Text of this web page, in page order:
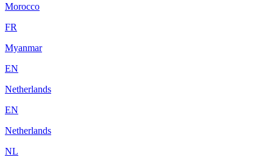
Morocco
FR
Myanmar
EN
Netherlands
EN
Netherlands
NL